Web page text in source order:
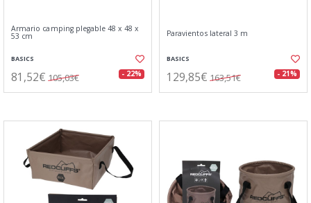
Armario camping plegable 48 x 48 x
53 cm
BASICS
81,52€ 105,03€ - 22%
Paravientos lateral 3 m
BASICS
129,85€ 163,51€ - 21%